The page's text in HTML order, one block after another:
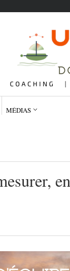
MÉDIAS